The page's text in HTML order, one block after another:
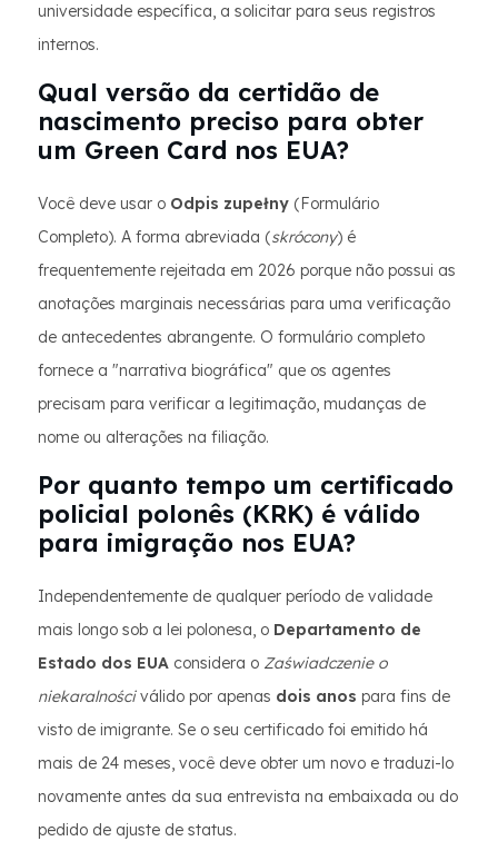
universidade específica, a solicitar para seus registros
internos.
Qual versão da certidão de
nascimento preciso para obter
um Green Card nos EUA?
Você deve usar o Odpis zupełny (Formulário
Completo). A forma abreviada (skrócony) é
frequentemente rejeitada em 2026 porque não possui as
anotações marginais necessárias para uma verificação
de antecedentes abrangente. O formulário completo
fornece a "narrativa biográfica" que os agentes
precisam para verificar a legitimação, mudanças de
nome ou alterações na filiação.
Por quanto tempo um certificado
policial polonês (KRK) é válido
para imigração nos EUA?
Independentemente de qualquer período de validade
mais longo sob a lei polonesa, o Departamento de
Estado dos EUA considera o Zaświadczenie o
niekaralnościválido por apenas dois anos para fins de
visto de imigrante. Se o seu certificado foi emitido há
mais de 24 meses, você deve obter um novo e traduzi-lo
novamente antes da sua entrevista na embaixada ou do
pedido de ajuste de status.